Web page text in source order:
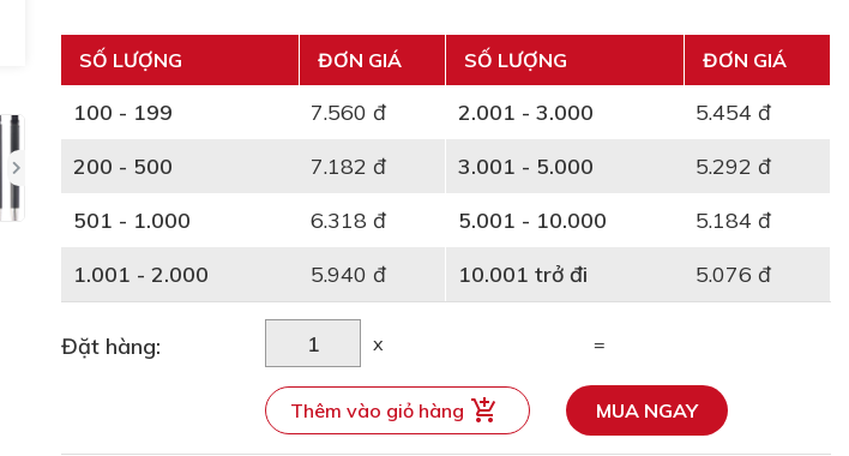
SỐ LƯỢNG ĐƠN GIÁ
100 - 199
7.560 đ
200 - 500
7.182 đ
501 - 1.000
6.318 đ
1.001 - 2.000
5.940 đ
SỐ LƯỢNG ĐƠN GIÁ
2.001 - 3.000
5.454 đ
3.001 - 5.000
5.292 đ
5.001 - 10.000
5.184 đ
10.001 trở đi
5.076 đ
Đặt hàng: x =
Thêm vào giỏ hàng MUA NGAY